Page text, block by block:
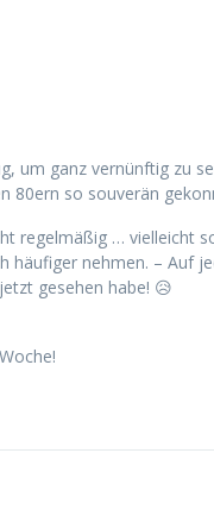
um ganz vernünftig zu
80ern so souverän
regelmäßig … vielleicht
häufiger nehmen. – Auf
gesehen habe! 😥